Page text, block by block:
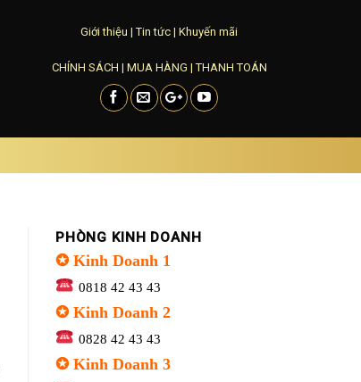
Giới thiệu |Tin tức | Khuyến mãi
CHÍNH SÁCH | MUA HÀNG |THANH TOÁN
PHÒNG KINH DOANH
✪ Kinh Doanh 1
0818 42 43 43
✪ Kinh Doanh 2
0828 42 43 43
✪ Kinh Doanh 3